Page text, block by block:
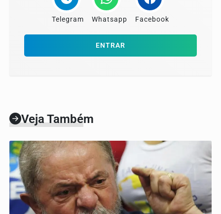
Telegram Whatsapp Facebook
ENTRAR
Veja Também